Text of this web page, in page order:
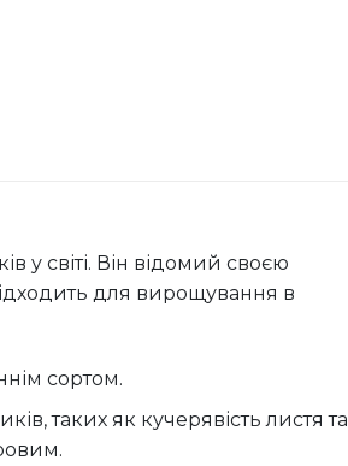
у світі. Він відомий своєю
для вирощування в
сортом.
таких як кучерявість листя та